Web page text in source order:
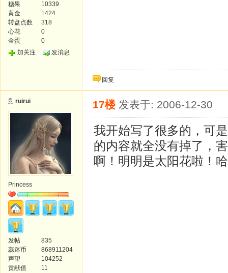
糖果
10339
黄金
1424
转盘点数
318
心花
0
金蛋
0
加关注
发消息
回复
ruirui
Princess
发帖
835
蕊迷币
868911204
声望
104252
贡献值
11
17楼 发表于: 2006-12-30
我开始写了很多的，可
的内容就全没有掉了，
啊！明明是太阳花啦！